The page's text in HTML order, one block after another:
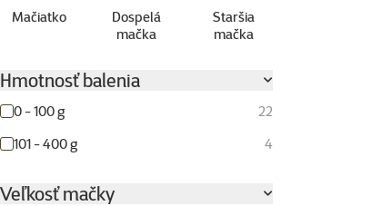
Mačiatko
Dospelá
mačka
Staršia
mačka
Hmotnosť balenia
0 - 100 g
22
101 - 400 g
4
Veľkosť mačky